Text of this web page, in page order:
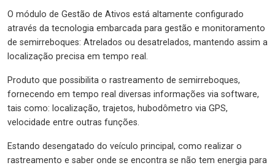
O módulo de Gestão de Ativos está altamente configurado
através da tecnologia embarcada para gestão e monitoramento
de semirreboques: Atrelados ou desatrelados, mantendo assim a
localização precisa em tempo real.
Produto que possibilita o rastreamento de semirreboques,
fornecendo em tempo real diversas informações via software,
tais como: localização, trajetos, hubodômetro via GPS,
velocidade entre outras funções.
Estando desengatado do veículo principal, como realizar o
rastreamento e saber onde se encontra se não tem energia para